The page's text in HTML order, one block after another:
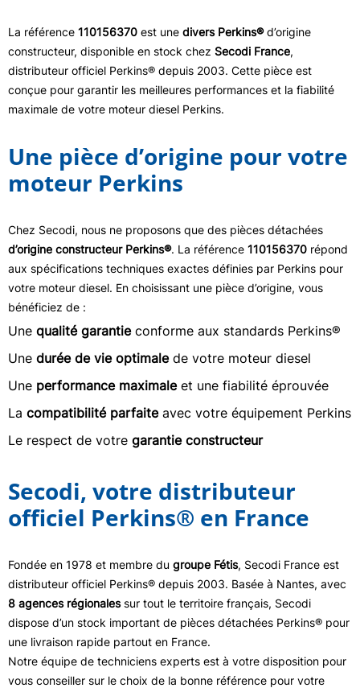
La référence 110156370 est une divers Perkins®d’origine
constructeur, disponible en stock chez Secodi France,
distributeur officiel Perkins® depuis 2003. Cette pièce est
conçue pour garantir les meilleures performances et la fiabilité
maximale de votre moteur diesel Perkins.
Une pièce d’origine pour votre
moteur Perkins
Chez Secodi, nous ne proposons que des pièces détachées
d’origine constructeur Perkins®. La référence 110156370 répond
aux spécifications techniques exactes définies par Perkins pour
votre moteur diesel. En choisissant une pièce d’origine, vous
bénéficiez de :
Une qualité garantieconforme aux standards Perkins®
Une durée de vie optimalede votre moteur diesel
Une performance maximaleet une fiabilité éprouvée
La compatibilité parfaiteavec votre équipement Perkins
Le respect de votre garantie constructeur
Secodi, votre distributeur
officiel Perkins® en France
Fondée en 1978 et membre du groupe Fétis, Secodi France est
distributeur officiel Perkins® depuis 2003. Basée à Nantes, avec
8 agences régionalessur tout le territoire français, Secodi
dispose d’un stock important de pièces détachées Perkins® pour
une livraison rapide partout en France.
Notre équipe de techniciens experts est à votre disposition pour
vous conseiller sur le choix de la bonne référence pour votre